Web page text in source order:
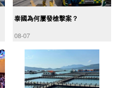
泰國為何屢發槍擊案？
08-07